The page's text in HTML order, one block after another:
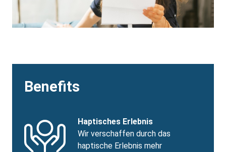
Benefits
Benefits
Image
SVG
Benefits
Title
Haptisches Erlebnis
Benefits
body
Wir verschaffen durch das
haptische Erlebnis mehr